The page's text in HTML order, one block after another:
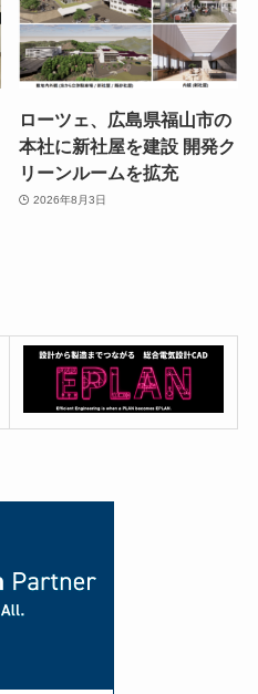
ローツェ、広島県福山市の
本社に新社屋を建設 開発ク
リーンルームを拡充
2026年8月3日